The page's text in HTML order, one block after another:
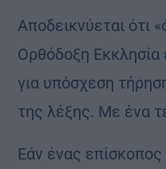
Αποδεικνύεται ότι
Ορθόδοξη Εκκλησία
για υπόσχεση
της λέξης. Με ένα
Εάν ένας